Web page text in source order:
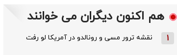
هم اکنون دیگران می خوانند
1 نقشه ترور مسی و رونالدو در آمریکا لو رفت